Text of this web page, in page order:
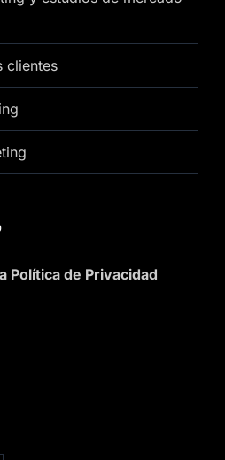
clientes
Política de Privacidad